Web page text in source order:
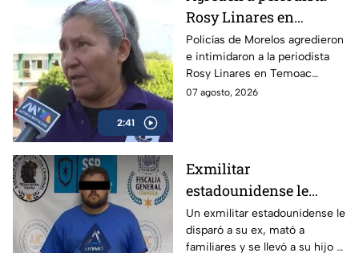
2:41
Rosy Linares en
Morelos durante
cobertura del asesinato
del alcalde de Temoac
Policías de Morelos agredieron
e intimidaron a la periodista
Rosy Linares en Temoac
mientras realizaba una
07 agosto, 2026
Exmilitar
estadounidense le
disparó a su ex en
Saltillo, mató a
Un exmilitar estadounidense le
disparó a su ex, mató a
familiares y se llevó a su hijo a